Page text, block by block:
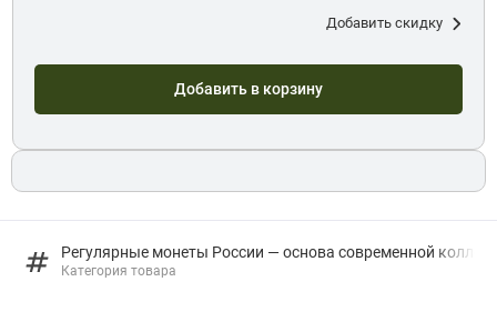
Регулярные монеты России — основа современной
Категория товара
Добавить скидку
Добавить в корзину